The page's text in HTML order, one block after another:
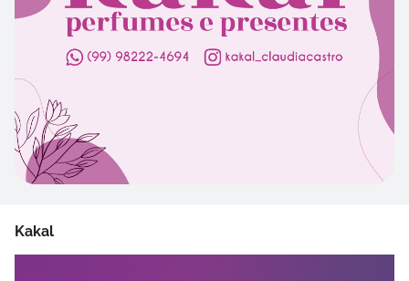
Kakal